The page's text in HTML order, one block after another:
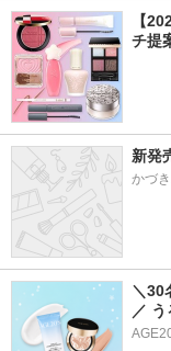
【
チ提
新発
かづ
＼30
／